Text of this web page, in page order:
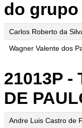
do
Carlos Roberto da
Wagner Valente dos
21013P -
DE
Andre Luis Castro de